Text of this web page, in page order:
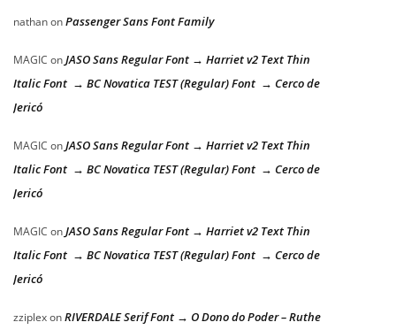
nathanonPassenger Sans Font Family
MAGIC onJASO Sans Regular Font → Harriet v2 Text Thin
Italic Font → BC Novatica TEST (Regular) Font → Cerco de
Jericó
MAGIC onJASO Sans Regular Font → Harriet v2 Text Thin
Italic Font → BC Novatica TEST (Regular) Font → Cerco de
Jericó
MAGIC onJASO Sans Regular Font → Harriet v2 Text Thin
Italic Font → BC Novatica TEST (Regular) Font → Cerco de
Jericó
zziplexonRIVERDALE Serif Font → O Dono do Poder – Ruthe